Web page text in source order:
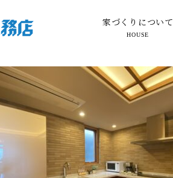
家づくりについて
HOUSE